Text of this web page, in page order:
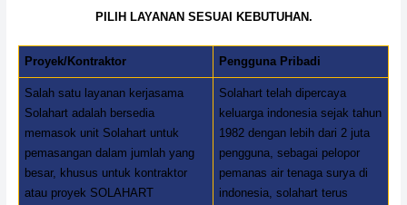
PILIH LAYANAN SESUAI KEBUTUHAN.
Proyek/Kontraktor Pengguna Pribadi
Salah satu layanan kerjasama
Solahart adalah bersedia
memasok unit Solahart untuk
pemasangan dalam jumlah yang
besar, khusus untuk kontraktor
atau proyek SOLAHART
Solahart telah dipercaya
keluarga indonesia sejak tahun
1982 dengan lebih dari 2 juta
pengguna, sebagai pelopor
pemanas air tenaga surya di
indonesia, solahart terus